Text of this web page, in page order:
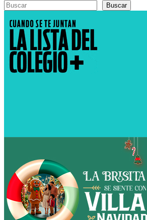
Buscar